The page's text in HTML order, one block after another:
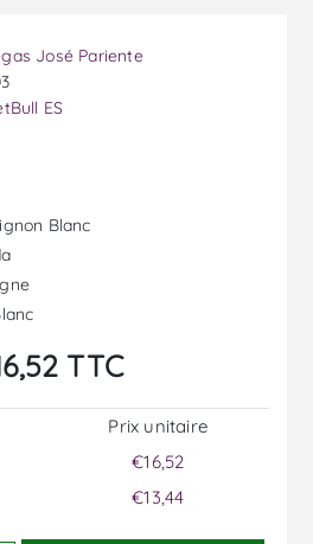
José Pariente
ES
Blanc
TTC
Prix ​​unitaire
€16,52
€13,44